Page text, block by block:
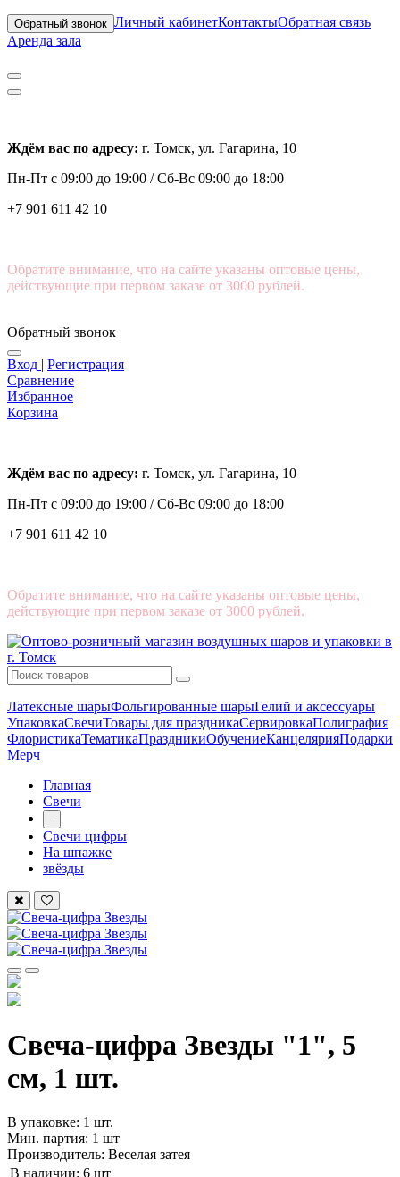
Обратный звонок Личный кабинетКонтактыОбратная связь
Аренда зала
Ждём вас по адресу: г. Томск, ул. Гагарина, 10
Пн-Пт с 09:00 до 19:00 /Сб-Вс 09:00 до 18:00
+7 901 611 42 10
Обратите внимание, что на сайте указаны оптовые цены,
действующие при первом заказе от 3000 рублей.
Обратный звонок
Вход | Регистрация
Сравнение
Избранное
Корзина
Ждём вас по адресу: г. Томск, ул. Гагарина, 10
Пн-Пт с 09:00 до 19:00 /Сб-Вс 09:00 до 18:00
+7 901 611 42 10
Обратите внимание, что на сайте указаны оптовые цены,
действующие при первом заказе от 3000 рублей.
Латексные шарыФольгированные шарыГелий и аксессуары
УпаковкаСвечиТовары для праздникаСервировкаПолиграфия
ФлористикаТематикаПраздникиОбучениеКанцелярияПодарки
Мерч
Главная
Свечи
-
Свечи цифры
На шпажке
звёзды
Свеча-цифра Звезды "1", 5
см, 1 шт.
В упаковке: 1 шт.
Мин. партия: 1 шт
Производитель: Веселая затея
В наличии: 6 шт